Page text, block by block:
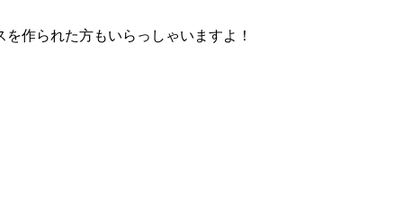
作られた方もいらっしゃいますよ！